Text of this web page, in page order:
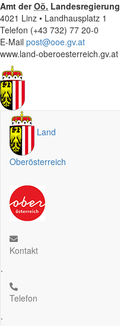
Amt derOö. Landesregierung
4021 Linz • Landhausplatz 1
Telefon (+43 732) 77 20-0
E-Mail post@ooe.gv.at
www.land-oberoesterreich.gv.at
Land
Oberösterreich
Kontakt
.
Telefon
.